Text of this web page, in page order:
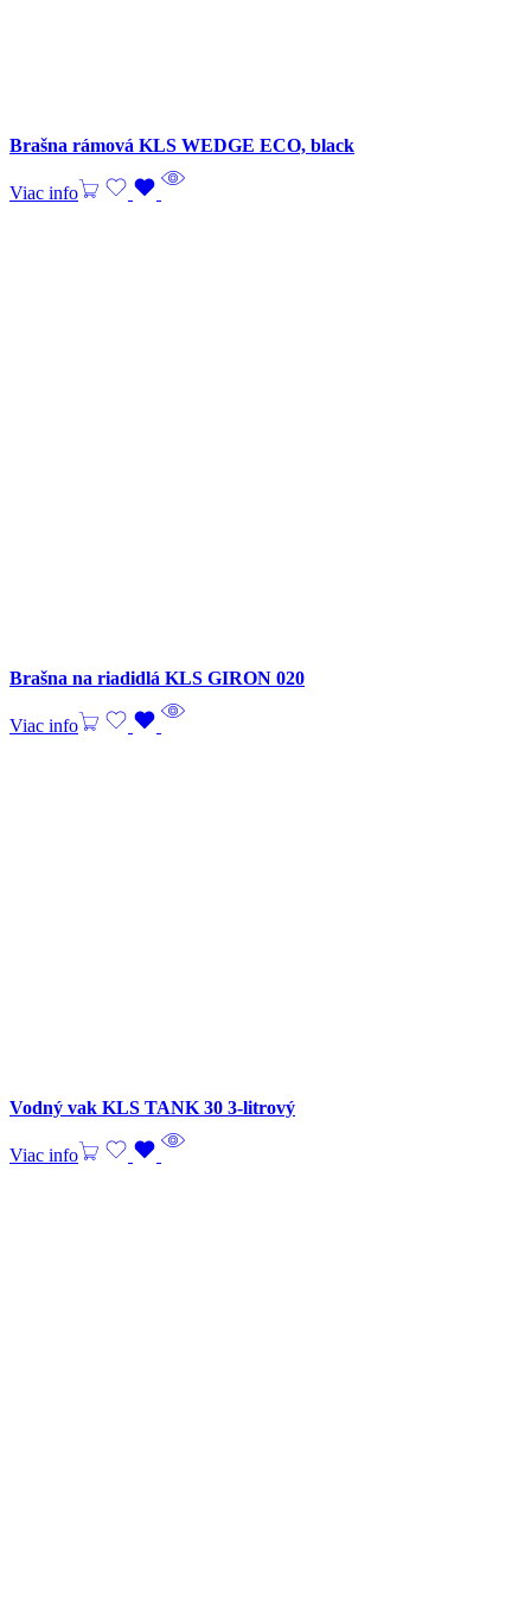
Brašna rámová KLS WEDGE ECO, black
Viac info
Brašna na riadidlá KLS GIRON 020
Viac info
Vodný vak KLS TANK 30 3-litrový
Viac info